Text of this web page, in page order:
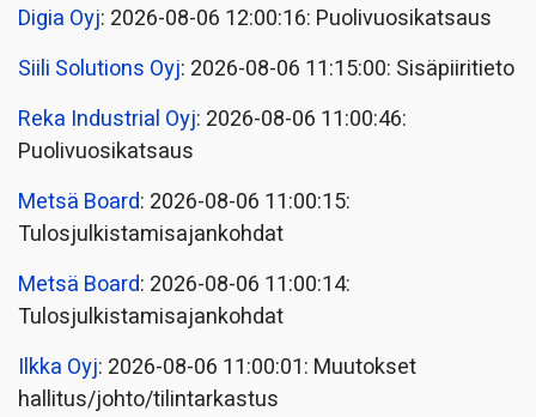
Digia Oyj: 2026-08-06 12:00:16: Puolivuosikatsaus
Siili Solutions Oyj: 2026-08-06 11:15:00: Sisäpiiritieto
Reka Industrial Oyj: 2026-08-06 11:00:46:
Puolivuosikatsaus
Metsä Board: 2026-08-06 11:00:15:
Tulosjulkistamisajankohdat
Metsä Board: 2026-08-06 11:00:14:
Tulosjulkistamisajankohdat
Ilkka Oyj: 2026-08-06 11:00:01: Muutokset
hallitus/johto/tilintarkastus